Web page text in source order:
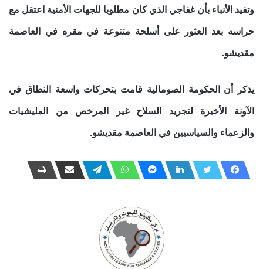
وتفيد الأنباء بأن غفاجي الذي كان مطلوبا للجهات الأمنية اعتقل مع
حراسه بعد العثور على أسلحة متنوعة في مقره في العاصمة
مقديشو.
يذكر أن الحكومة الصومالية قامت بتحركات واسعة النطاق في
الآونة الأخيرة لتجريد السلاح غير المرخص من المليشيات
والزعماء والسياسيين في العاصمة مقديشو.